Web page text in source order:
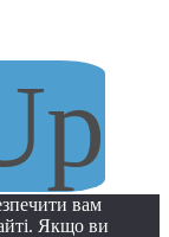
вам
Якщо ви